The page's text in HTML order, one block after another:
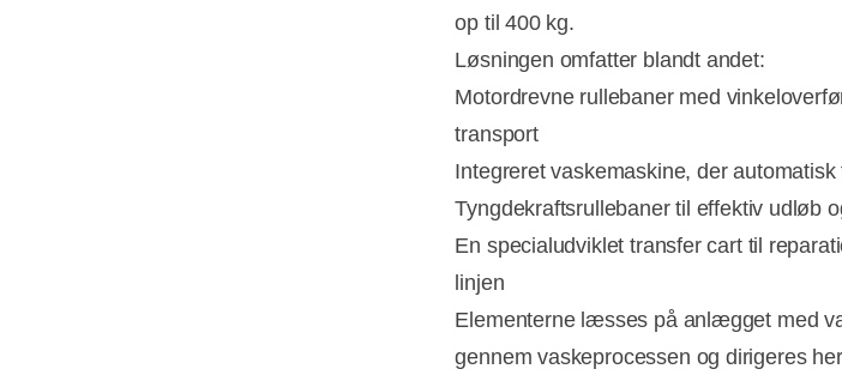
op til 400 kg.
Løsningen omfatter blandt andet:
Motordrevne rullebaner med
transport
Integreret vaskemaskine, der
Tyngdekraftsrullebaner til effektiv udløb
En specialudviklet transfer cart til
linjen
Elementerne læsses på anlægget med
gennem vaskeprocessen og dirigeres